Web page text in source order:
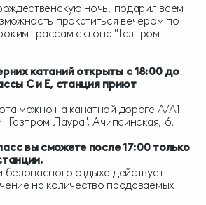
ночь, подарил всем
прокатиться вечером по
трассам склона "Газпром
катаний открыты с 18:00 до
С и Е, станция приют
можно на канатной дороге А/А1
"Газпром Лаура", Ачипсинская, 6.
вы сможете после 17:00 только
отдыха действует
на количество продаваемых